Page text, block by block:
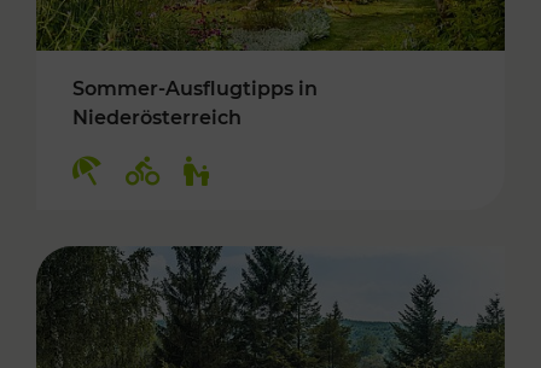
Sommer-Ausflugtipps in
Niederösterreich